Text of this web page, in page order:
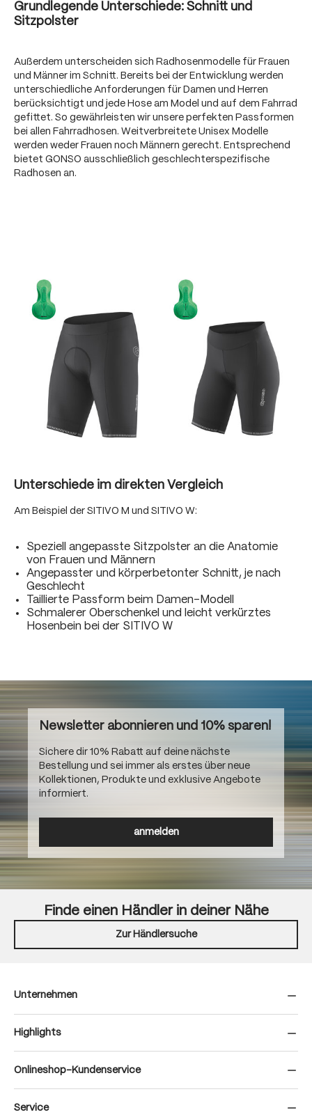
Grundlegende Unterschiede: Schnitt und
Sitzpolster
Außerdem unterscheiden sich Radhosenmodelle für Frauen
und Männer im Schnitt. Bereits bei der Entwicklung werden
unterschiedliche Anforderungen für Damen und Herren
berücksichtigt und jede Hose am Model und auf dem Fahrrad
gefittet. So gewährleisten wir unsere perfekten Passformen
bei allen Fahrradhosen. Weitverbreitete Unisex Modelle
werden weder Frauen noch Männern gerecht. Entsprechend
bietet GONSO ausschließlich geschlechterspezifische
Radhosen an.
Unterschiede im direkten Vergleich
Am Beispiel der SITIVO M und SITIVO W:
Speziell angepasste Sitzpolster an die Anatomie
von Frauen und Männern
Angepasster und körperbetonter Schnitt, je nach
Geschlecht
Taillierte Passform beim Damen-Modell
Schmalerer Oberschenkel und leicht verkürztes
Hosenbein bei der SITIVO W
Newsletter abonnieren und 10% sparen!
Sichere dir 10% Rabatt auf deine nächste
Bestellung und sei immer als erstes über neue
Kollektionen, Produkte und exklusive Angebote
informiert.
anmelden
Finde einen Händler in deiner Nähe
Zur Händlersuche
Unternehmen
Highlights
Onlineshop-Kundenservice
Service